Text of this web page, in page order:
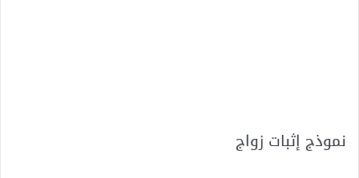
نموذج إثبات زواج